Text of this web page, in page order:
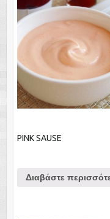
PINK SAUSE
Διαβάστε